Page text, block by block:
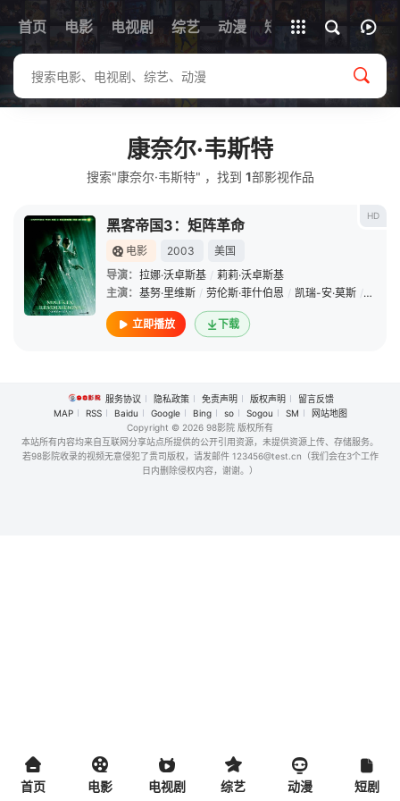
首页 电影 电视剧 综艺 动漫 短剧
全部影片
康奈尔·韦斯特
搜索"康奈尔·韦斯特" ，找到 1部影视作品
HD
黑客帝国3：矩阵革命
电影 2003
美国
导演： 拉娜·沃卓斯基 / 莉莉·沃卓斯基
主演： 基努·里维斯 / 劳伦斯·菲什伯恩 / 凯瑞-安·莫斯 / 雨果·
立即播放 下载
服务协议 隐私政策 免责声明 版权声明
留言反馈
MAP
RSS Baidu Google Bing so Sogou SM
网站地图
Copyright © 2026 98影院 版权所有
本站所有内容均来自互联网分享站点所提供的公开引用资源，未提供资源上传、存储服务。
若98影院收录的视频无意侵犯了贵司版权，请发邮件 123456@test.cn（我们会在3个工作
日内删除侵权内容，谢谢。）
首页 电影 电视剧 综艺 动漫 短剧